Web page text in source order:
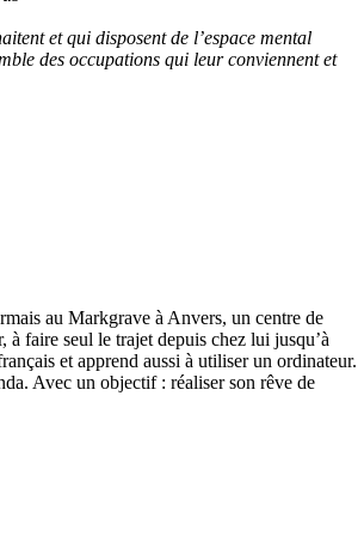
et qui disposent de l’espace mental
des occupations qui leur conviennent et
au Markgrave à Anvers, un centre de
faire seul le trajet depuis chez lui jusqu’à
et apprend aussi à utiliser un ordinateur.
Avec un objectif : réaliser son rêve de